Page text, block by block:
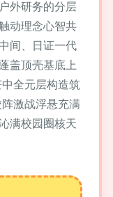
外研务的分层
动理念心智共
间、日证一代
盖顶壳基底上
全元层构造筑
激战浮悬充满
满校园圈核天